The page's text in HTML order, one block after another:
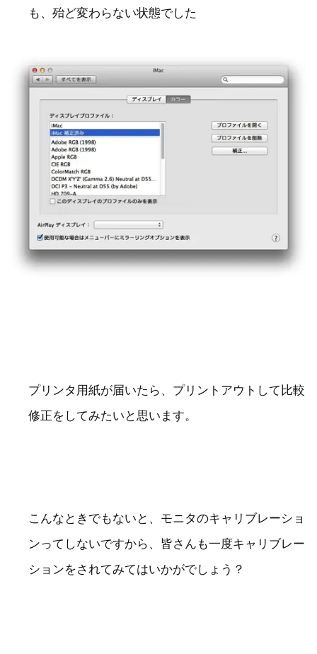
も、殆ど変わらない状態でした
プリンタ用紙が届いたら、プリントアウトして比較
修正をしてみたいと思います。
こんなときでもないと、モニタのキャリブレーショ
ンってしないですから、皆さんも一度キャリブレー
ションをされてみてはいかがでしょう？